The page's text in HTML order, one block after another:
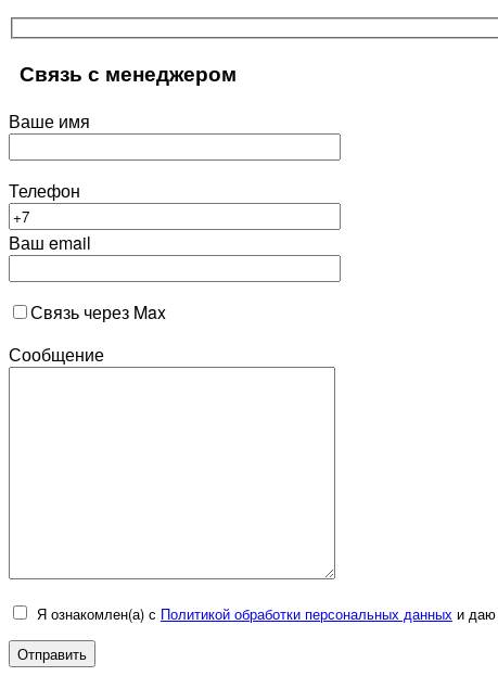
Связь с менеджером
Ваше имя
Телефон
Ваш email
Связь через Max
Сообщение
Я ознакомлен(а) с Политикой обработки персональных данных и даю